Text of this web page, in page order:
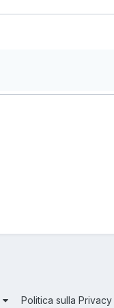
Politica sulla Privacy